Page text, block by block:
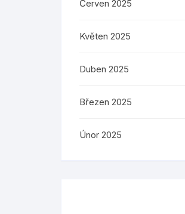
Červen 2025
Květen 2025
Duben 2025
Březen 2025
Únor 2025